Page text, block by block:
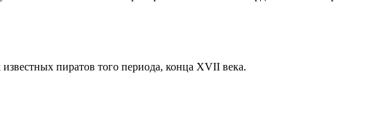
пиратов того периода, конца XVII века.